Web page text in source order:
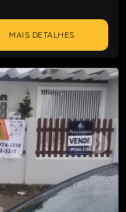
MAIS DETALHES